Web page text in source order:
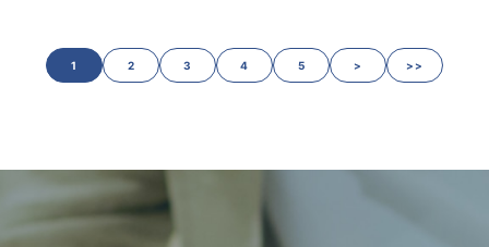
1 2 3 4 5 > >>